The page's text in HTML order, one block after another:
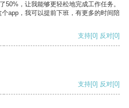
50%，让我能够更轻松地完成工作任务。
app，我可以提前下班，有更多的时间陪
支持[0] 反对[0]
支持[0] 反对[0]